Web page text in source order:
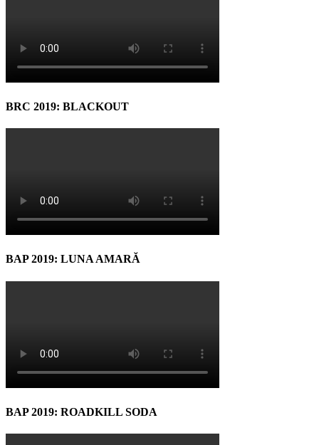
BRC 2019: BLACKOUT
BAP 2019: LUNA AMARĂ
BAP 2019: ROADKILL SODA